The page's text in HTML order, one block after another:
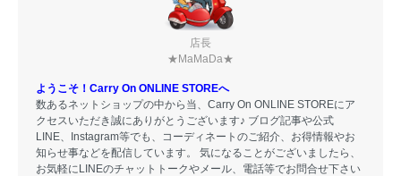
店長
★MaMaDa★
ようこそ！Carry On ONLINE STOREへ
数あるネットショップの中から当、Carry On ONLINE STOREにア
クセスいただき誠にありがとうございます♪ ブログ記事や公式
LINE、Instagram等でも、コーディネートのご紹介、お得情報やお
知らせ事などを配信しています。 気になることがございましたら、
お気軽にLINEのチャットトークやメール、電話等でお問合せ下さい